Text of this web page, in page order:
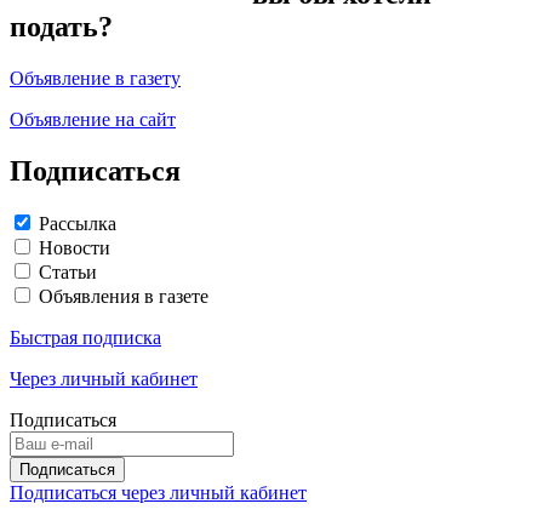
подать?
Объявление в газету
Объявление на сайт
Подписаться
Рассылка
Новости
Статьи
Объявления в газете
Быстрая подписка
Через личный кабинет
Подписаться
Подписаться через личный кабинет